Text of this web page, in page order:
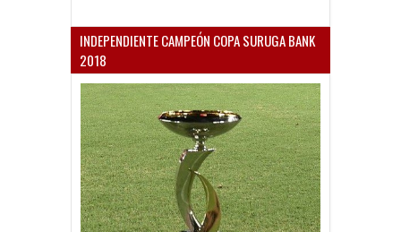
INDEPENDIENTE CAMPEÓN COPA SURUGA BANK
2018